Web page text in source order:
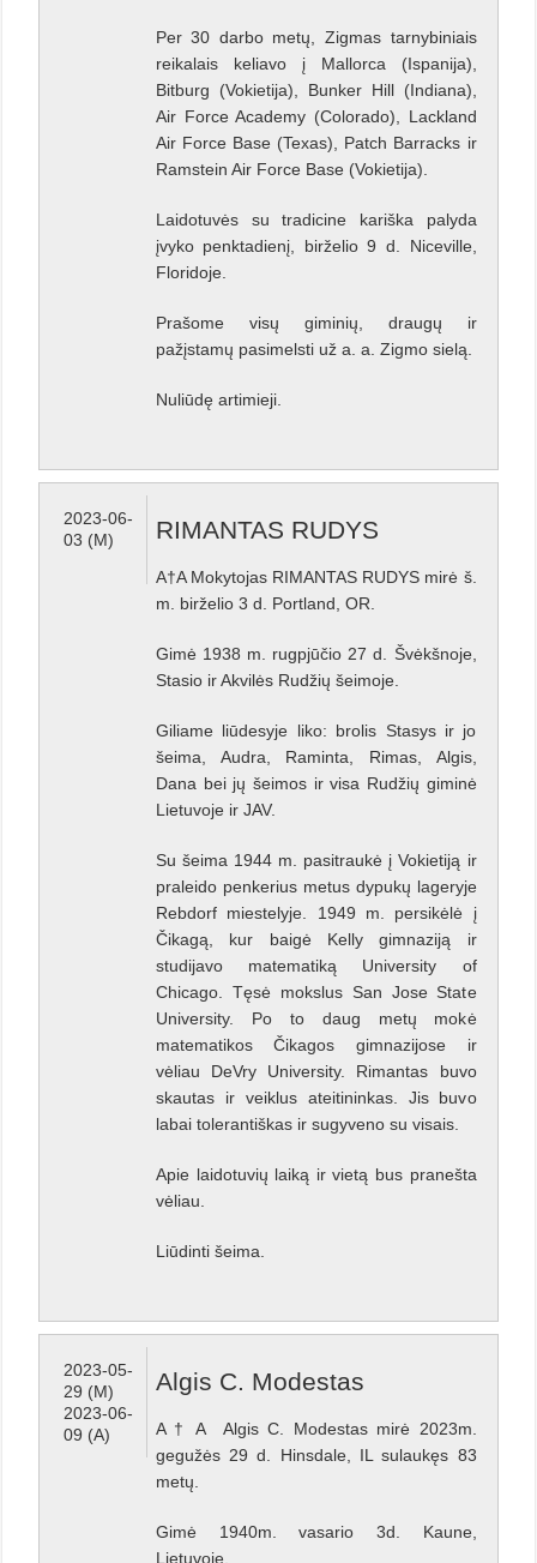
Per 30 darbo metų, Zigmas tarnybiniais
reikalais keliavo į Mallorca (Ispanija),
Bitburg (Vokietija), Bunker Hill (Indiana),
Air Force Academy (Colorado), Lackland
Air Force Base (Texas), Patch Barracks ir
Ramstein Air Force Base (Vokietija).
Laidotuvės su tradicine kariška palyda
įvyko penktadienį, birželio 9 d. Niceville,
Floridoje.
Prašome visų giminių, draugų ir
pažįstamų pasimelsti už a. a. Zigmo sielą.
Nuliūdę artimieji.
2023-06-
03 (M)
RIMANTAS RUDYS
A†A Mokytojas RIMANTAS RUDYS mirė š.
m. birželio 3 d. Portland, OR.
Gimė 1938 m. rugpjūčio 27 d. Švėkšnoje,
Stasio ir Akvilės Rudžių šeimoje.
Giliame liūdesyje liko: brolis Stasys ir jo
šeima, Audra, Raminta, Rimas, Algis,
Dana bei jų šeimos ir visa Rudžių giminė
Lietuvoje ir JAV.
Su šeima 1944 m. pasitraukė į Vokietiją ir
praleido penkerius metus dypukų lageryje
Rebdorf miestelyje. 1949 m. persikėlė į
Čikagą, kur baigė Kelly gimnaziją ir
studijavo matematiką University of
Chicago. Tęsė mokslus San Jose State
University. Po to daug metų mokė
matematikos Čikagos gimnazijose ir
vėliau DeVry University. Rimantas buvo
skautas ir veiklus ateitininkas. Jis buvo
labai tolerantiškas ir sugyveno su visais.
Apie laidotuvių laiką ir vietą bus pranešta
vėliau.
Liūdinti šeima.
2023-05-
29 (M)
2023-06-
09 (A)
Algis C. Modestas
A † A Algis C. Modestas mirė 2023m.
gegužės 29 d. Hinsdale, IL sulaukęs 83
metų.
Gimė 1940m. vasario 3d. Kaune,
Lietuvoje.